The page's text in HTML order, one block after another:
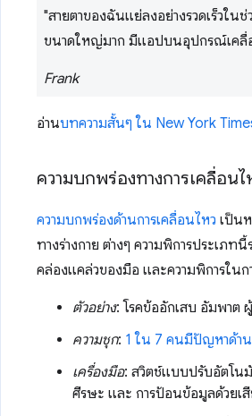
"สายตาของฉันแย่ลงอย่างรวดเร็ว
ขนาดใหญ่มาก มีแอปบนอุปกรณ์เคลื่
Frank
อ่านบทความสั้นๆ ใน New York
ความบกพร่องทางการเคลื่อนไ
ความบกพร่องด้านการเคลื่อนไหว เป็น
ทางร่างกาย ต่างๆ ความพิการประเภท
คล่องแคล่วของมือ และความพิการในก
ตัวอย่าง: โรคข้ออักเสบ อัมพาต
ความชุก: 1 ใน 7 คนมีปัญหาด้าน
เครื่องมือ: สวิตช์แบบปรับอัตโน
ศีรษะ และ การป้อนข้อมูลด้วยเ